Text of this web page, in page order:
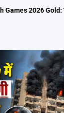
2026 Gold: